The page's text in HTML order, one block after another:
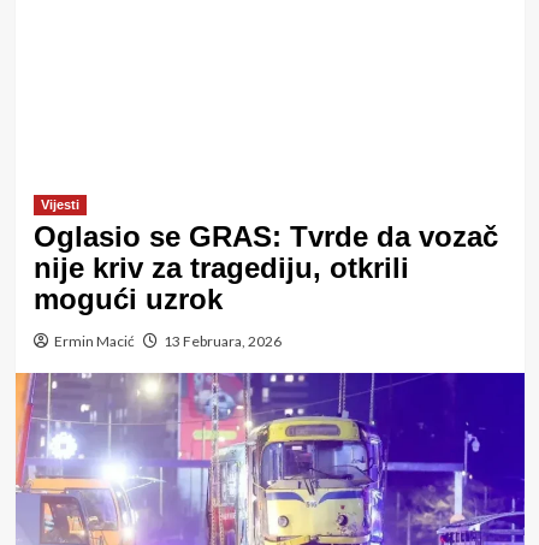
Vijesti
Oglasio se GRAS: Tvrde da vozač
nije kriv za tragediju, otkrili
mogući uzrok
Ermin Macić 13 Februara, 2026